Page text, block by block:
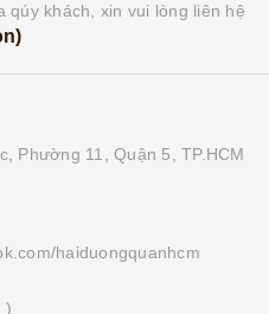
qúy khách, xin vui lòng liên hệ
Phường 11, Quận 5, TP.HCM
haiduongquanhcm
)